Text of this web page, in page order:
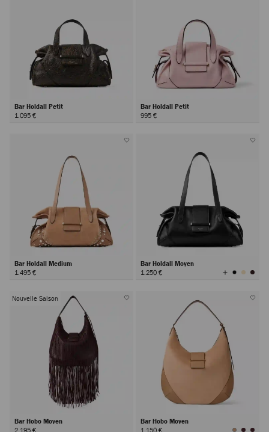
Bar Holdall Petit
1.095 €
Bar Holdall Petit
995 €
Bar Holdall Medium
1.495 €
Bar Holdall Moyen
1.250 €
Afficher
toutes
Nouvelle Saison
Bar Hobo Moyen
2.195 €
Bar Hobo Moyen
1.150 €